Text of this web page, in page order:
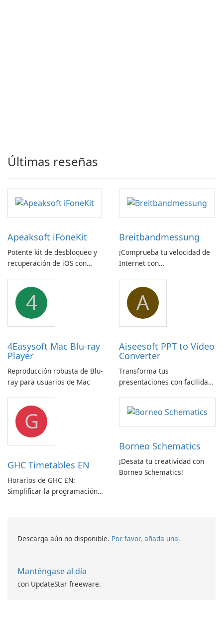
Últimas reseñas
Apeaksoft iFoneKit
Potente kit de desbloqueo y
recuperación de iOS con
dispositivos
Breitbandmessung
¡Comprueba tu velocidad de
Internet con
GmbH!
4
4Easysoft Mac Blu-ray
Player
Reproducción robusta de Blu-
ray para usuarios de Mac
A
Aiseesoft PPT to Video
Converter
Transforma tus
presentaciones con facilidad
Convertidor de Vídeo
G
GHC Timetables EN
Horarios de GHC EN:
Simplificar la programación
Borneo Schematics
¡Desata tu creatividad con
Borneo Schematics!
Descarga aún no disponible. Por favor, añada una.
Manténgase al día
con UpdateStar freeware.